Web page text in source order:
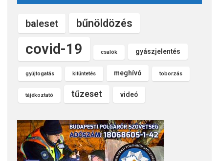
baleset bűnöldözés
covid-19 csalók gyászjelentés
gyújtogatás kitüntetés meghívó toborzás
tájékoztató tűzeset videó